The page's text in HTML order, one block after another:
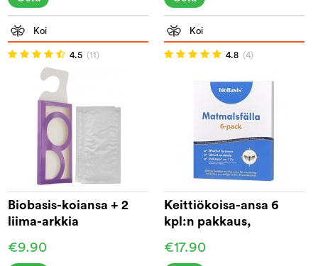
Koi
4.5 (11)
Biobasis-koiansa + 2
liima-arkkia
€9.90
Koi
4.8 (4)
Keittiökoisa-ansa 6
kpl:n pakkaus,
€17.90